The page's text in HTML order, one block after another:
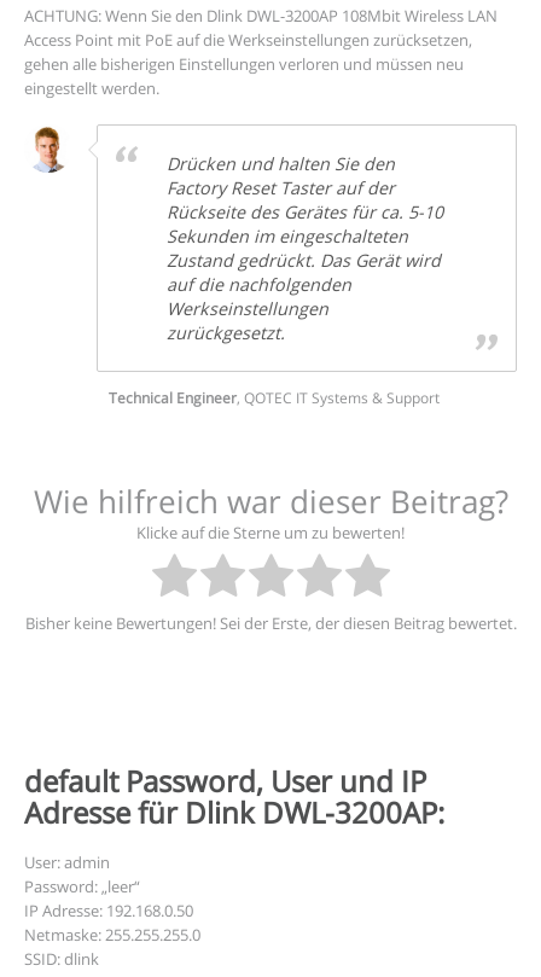
ACHTUNG: Wenn Sie den Dlink DWL-3200AP 108Mbit Wireless LAN
Access Point mit PoE auf die Werkseinstellungen zurücksetzen,
gehen alle bisherigen Einstellungen verloren und müssen neu
eingestellt werden.
Drücken und halten Sie den
Factory Reset Taster auf der
Rückseite des Gerätes für ca. 5-10
Sekunden im eingeschalteten
Zustand gedrückt. Das Gerät wird
auf die nachfolgenden
Werkseinstellungen
zurückgesetzt.
Technical Engineer, QOTEC IT Systems & Support
Wie hilfreich war dieser Beitrag?
Klicke auf die Sterne um zu bewerten!
Bisher keine Bewertungen! Sei der Erste, der diesen Beitrag bewertet.
default Password, User und IP
Adresse für Dlink DWL-3200AP:
User: admin
Password: „leer“
IP Adresse: 192.168.0.50
Netmaske: 255.255.255.0
SSID: dlink